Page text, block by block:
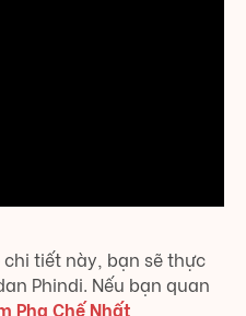
tiết này, bạn sẽ thực
Phindi. Nếu bạn quan
Pha Chế Nhất